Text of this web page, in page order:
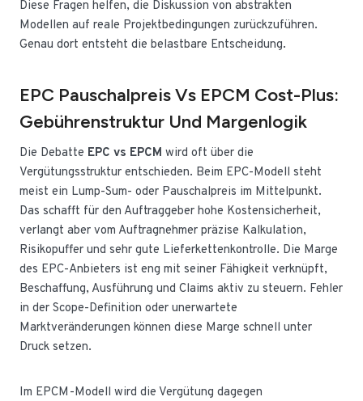
Diese Fragen helfen, die Diskussion von abstrakten
Modellen auf reale Projektbedingungen zurückzuführen.
Genau dort entsteht die belastbare Entscheidung.
EPC Pauschalpreis Vs EPCM Cost-Plus:
Gebührenstruktur Und Margenlogik
Die Debatte EPC vs EPCM wird oft über die
Vergütungsstruktur entschieden. Beim EPC-Modell steht
meist ein Lump-Sum- oder Pauschalpreis im Mittelpunkt.
Das schafft für den Auftraggeber hohe Kostensicherheit,
verlangt aber vom Auftragnehmer präzise Kalkulation,
Risikopuffer und sehr gute Lieferkettenkontrolle. Die Marge
des EPC-Anbieters ist eng mit seiner Fähigkeit verknüpft,
Beschaffung, Ausführung und Claims aktiv zu steuern. Fehler
in der Scope-Definition oder unerwartete
Marktveränderungen können diese Marge schnell unter
Druck setzen.
Im EPCM-Modell wird die Vergütung dagegen